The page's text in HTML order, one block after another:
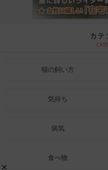
猫の飼い方
気持ち
病気
食べ物